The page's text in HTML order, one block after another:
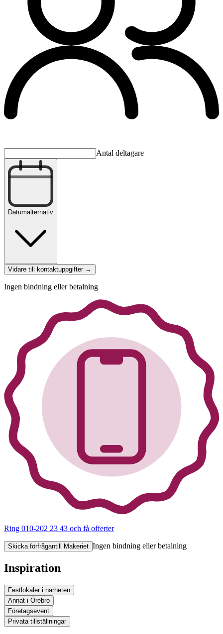
Antal deltagare
Datumalternativ
Vidare till kontaktuppgifter →
Ingen bindning eller betalning
Ring 010-202 23 43 och få offerter
Skicka förfrågantill Makeriet Ingen bindning eller betalning
Inspiration
Festlokaler i närheten
Annat i Örebro
Företagsevent
Privata tillställningar